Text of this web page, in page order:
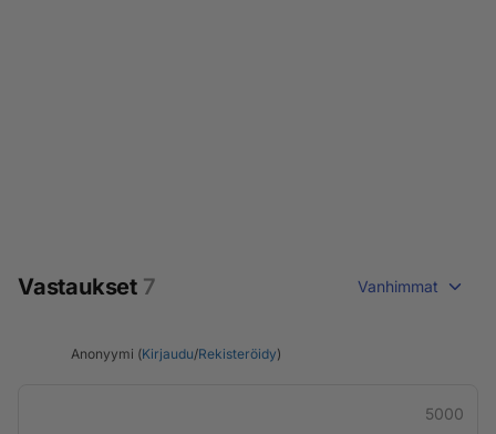
Vastaukset 7 Vanhimmat
Anonyymi (Kirjaudu/Rekisteröidy)
5000